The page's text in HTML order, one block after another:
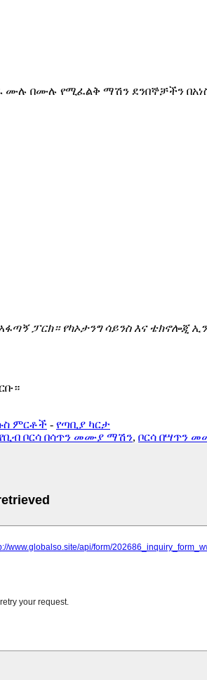
ሙሉ በሙሉ የሚፈልቅ ማሽን ደንበኞቻችን
ፓርክ። የካኦታንግ ሳይንስ እና ቴክኖሎጂ
ምርቶች - የጣቢያ ካርታ
የቢብ ቦርሳ በሳጥን መሙያ ማሽን, ቦርሳ በሣጥን